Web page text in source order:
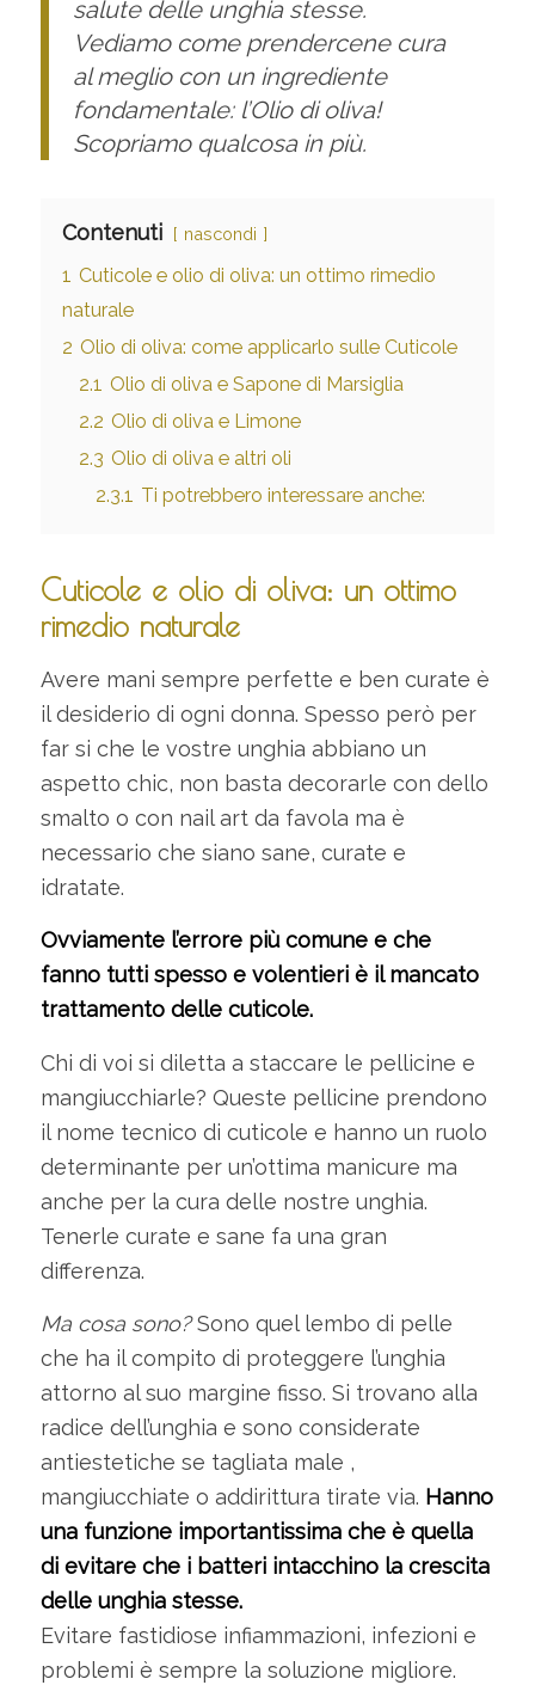
salute delle unghia stesse.
Vediamo come prendercene cura
al meglio con un ingrediente
fondamentale: l’Olio di oliva!
Scopriamo qualcosa in più.
Contenuti nascondi
1 Cuticole e olio di oliva: un ottimo rimedio
naturale
2 Olio di oliva: come applicarlo sulle Cuticole
2.1 Olio di oliva e Sapone di Marsiglia
2.2 Olio di oliva e Limone
2.3 Olio di oliva e altri oli
2.3.1 Ti potrebbero interessare anche:
Cuticole e olio di oliva: un ottimo
rimedio naturale
Avere mani sempre perfette e ben curate è
il desiderio di ogni donna. Spesso però per
far si che le vostre unghia abbiano un
aspetto chic, non basta decorarle con dello
smalto o con nail art da favola ma è
necessario che siano sane, curate e
idratate.
Ovviamente l’errore più comune e che
fanno tutti spesso e volentieri è il mancato
trattamento delle cuticole.
Chi di voi si diletta a staccare le pellicine e
mangiucchiarle? Queste pellicine prendono
il nome tecnico di cuticole e hanno un ruolo
determinante per un’ottima manicure ma
anche per la cura delle nostre unghia.
Tenerle curate e sane fa una gran
differenza.
Ma cosa sono?Sono quel lembo di pelle
che ha il compito di proteggere l’unghia
attorno al suo margine fisso. Si trovano alla
radice dell’unghia e sono considerate
antiestetiche se tagliata male ,
mangiucchiate o addirittura tirate via. Hanno
una funzione importantissima che è quella
di evitare che i batteri intacchino la crescita
delle unghia stesse.
Evitare fastidiose infiammazioni, infezioni e
problemi è sempre la soluzione migliore.